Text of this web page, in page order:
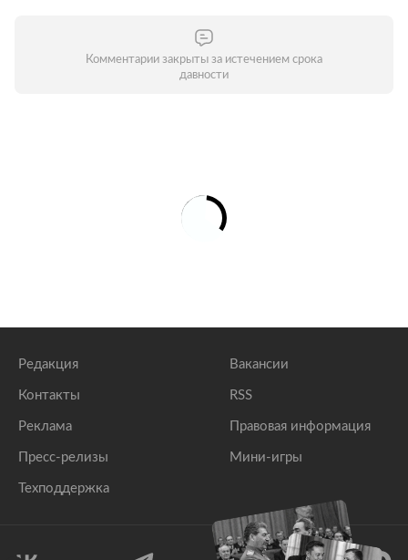
Комментарии закрыты за истечением срока
давности
Редакция
Контакты
Реклама
Пресс-релизы
Техподдержка
Вакансии
RSS
Правовая информация
Мини-игры